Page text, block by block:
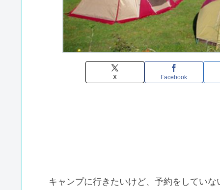
X Facebook
キャンプに行きたいけど、予約をしてい